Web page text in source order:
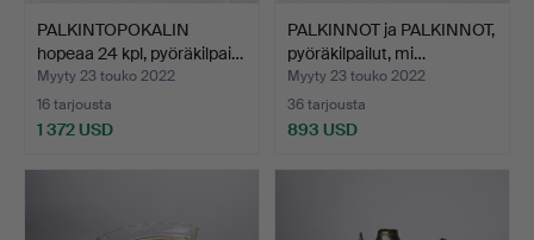
PALKINTOPOKALIN
hopeaa 24 kpl, pyöräkilpai…
Myyty 23 touko 2022
16 tarjousta
1 372 USD
PALKINNOT ja PALKINNOT,
pyöräkilpailut, mi…
Myyty 23 touko 2022
36 tarjousta
893 USD